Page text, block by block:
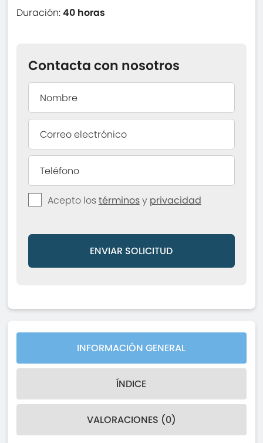
Duración:40 horas
Contacta con nosotros
Acepto lostérminosy privacidad
ENVIAR SOLICITUD
INFORMACIÓN GENERAL
ÍNDICE
VALORACIONES (0)